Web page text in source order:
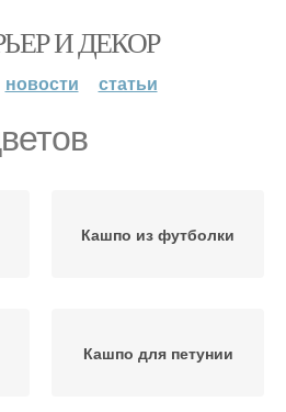
И ДЕКОР
новости статьи
Кашпо из футболки
Кашпо для петунии